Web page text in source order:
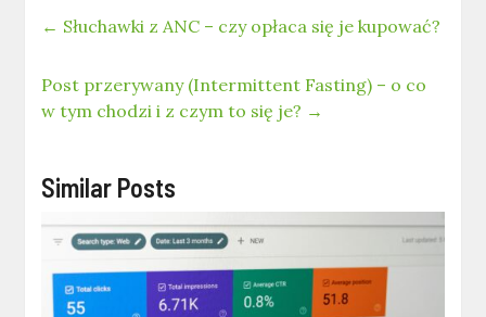
← Słuchawki z ANC – czy opłaca się je kupować?
Post przerywany (Intermittent Fasting) – o co
w tym chodzi i z czym to się je? →
Similar Posts